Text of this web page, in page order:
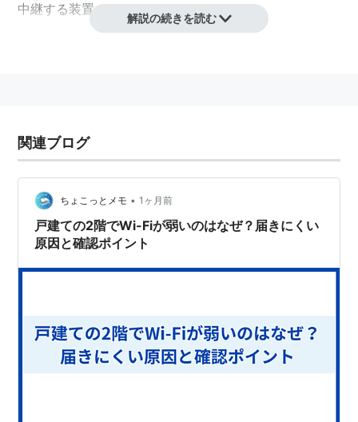
中継する装置。ルーター。
解説の続きを読む
関連ブログ
ちょこっとメモ • 1ヶ月前
戸建ての2階でWi-Fiが弱いのはなぜ？届きにくい
原因と確認ポイント